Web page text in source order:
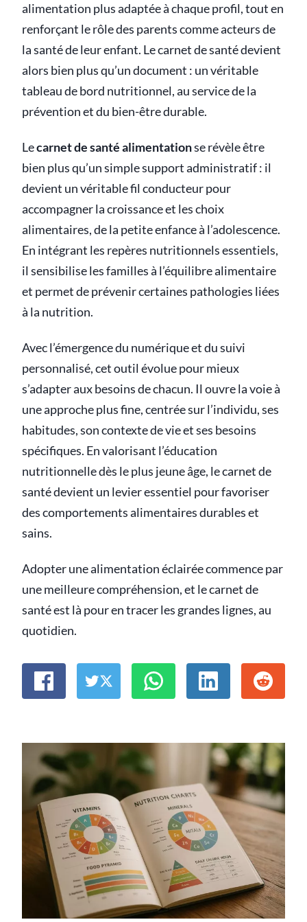
alimentation plus adaptée à chaque profil, tout en
renforçant le rôle des parents comme acteurs de
la santé de leur enfant. Le carnet de santé devient
alors bien plus qu’un document : un véritable
tableau de bord nutritionnel, au service de la
prévention et du bien-être durable.
Lecarnet de santé alimentationse révèle être
bien plus qu’un simple support administratif : il
devient un véritable fil conducteur pour
accompagner la croissance et les choix
alimentaires, de la petite enfance à l’adolescence.
En intégrant les repères nutritionnels essentiels,
il sensibilise les familles à l’équilibre alimentaire
et permet de prévenir certaines pathologies liées
à la nutrition.
Avec l’émergence du numérique et du suivi
personnalisé, cet outil évolue pour mieux
s’adapter aux besoins de chacun. Il ouvre la voie à
une approche plus fine, centrée sur l’individu, ses
habitudes, son contexte de vie et ses besoins
spécifiques. En valorisant l’éducation
nutritionnelle dès le plus jeune âge, le carnet de
santé devient un levier essentiel pour favoriser
des comportements alimentaires durables et
sains.
Adopter une alimentation éclairée commence par
une meilleure compréhension, et le carnet de
santé est là pour en tracer les grandes lignes, au
quotidien.